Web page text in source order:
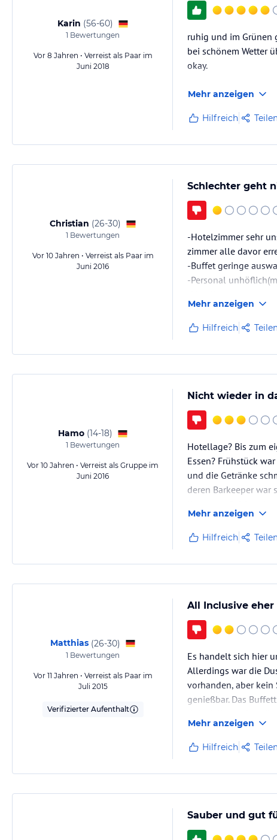
Karin (56-60)
1 Bewertungen
Vor 8 Jahren • Verreist als Paar im
Juni 2018
ruhig und im Grünen
bei schönem Wetter
okay.
Mehr anzeigen
Hilfreich
Christian (26-30)
1 Bewertungen
Vor 10 Jahren • Verreist als Paar im
Juni 2016
Schlechter geht
-Hotelzimmer sehr
zimmer alle davor
-Buffet geringe
-Personal
-Hotelanlage(innen)
Mehr anzeigen
Hilfreich
Hamo (14-18)
1 Bewertungen
Vor 10 Jahren • Verreist als Gruppe im
Juni 2016
Nicht wieder in
Hotellage? Bis zum
Essen? Frühstück
und die Getränke
deren Barkeeper
Mehr anzeigen
Hilfreich
Matthias (26-30)
1 Bewertungen
Vor 11 Jahren • Verreist als Paar im
Juli 2015
Verifizierter Aufenthalt
All Inclusive
Es handelt sich hier
Allerdings war die
vorhanden, aber kein
genießbar. Das
Mehr anzeigen
Hilfreich
Sauber und gut